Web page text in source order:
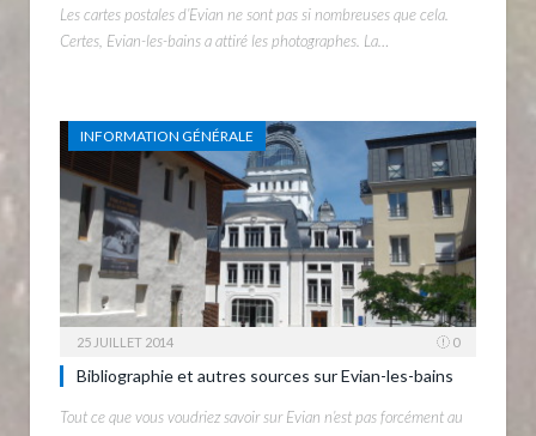
Les cartes postales d’Evian ne sont pas si nombreuses que cela.
Certes, Evian-les-bains a attiré les photographes. La…
INFORMATION GÉNÉRALE
25 JUILLET 2014 0
Bibliographie et autres sources sur Evian-les-bains
Tout ce que vous voudriez savoir sur Evian n’est pas forcément au